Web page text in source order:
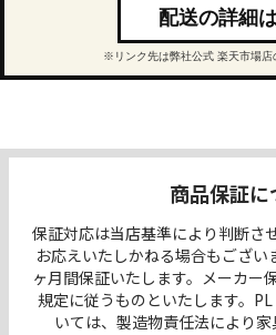
配送の詳細
※リンク先は弊社公式 楽天市場店
商品保証に
保証対応は当店基準により判断さ
お応えいたしかねる場合もござ
ヶ月間保証いたします。メーカー
規定に従うものといたします。
いては、製造物責任法により家